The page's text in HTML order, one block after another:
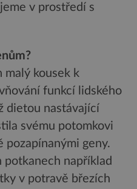
v prostředí s
kousek k
funkcí lidského
dietou nastávající
svému potomkovi
pozapínanými geny.
potkanech například
v potravě březích